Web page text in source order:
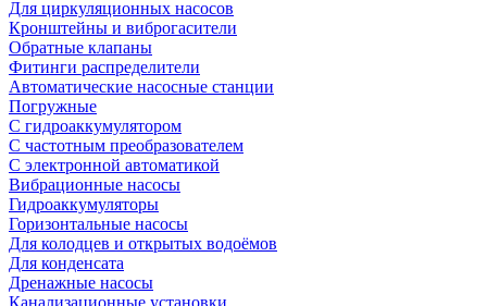
Для циркуляционных насосов
Кронштейны и виброгасители
Обратные клапаны
Фитинги распределители
Автоматические насосные станции
Погружные
С гидроаккумулятором
С частотным преобразователем
С электронной автоматикой
Вибрационные насосы
Гидроаккумуляторы
Горизонтальные насосы
Для колодцев и открытых водоёмов
Для конденсата
Дренажные насосы
Канализационные установки